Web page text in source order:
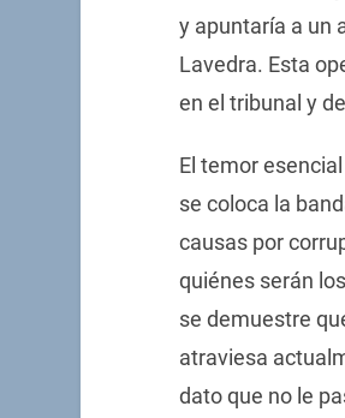
y apuntaría a un
Lavedra. Esta
en el tribunal y
El temor
se coloca la
causas por
quiénes serán
se demuestre
atraviesa
dato que no le